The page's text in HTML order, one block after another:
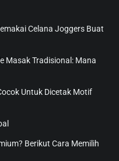
Celana Joggers Buat
Masak Tradisional: Mana
Untuk Dicetak Motif
Berikut Cara Memilih